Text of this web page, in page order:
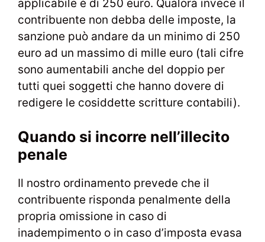
applicabile è di 250 euro. Qualora invece il
contribuente non debba delle imposte, la
sanzione può andare da un minimo di 250
euro ad un massimo di mille euro (tali cifre
sono aumentabili anche del doppio per
tutti quei soggetti che hanno dovere di
redigere le cosiddette scritture contabili).
Quando si incorre nell’illecito
penale
Il nostro ordinamento prevede che il
contribuente risponda penalmente della
propria omissione in caso di
inadempimento o in caso d’imposta evasa